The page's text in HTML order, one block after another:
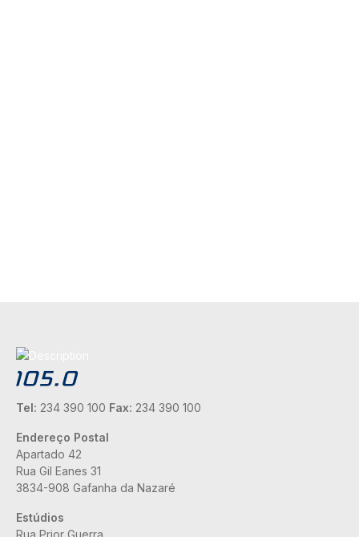
Tel: 234 390 100 Fax: 234 390 100
Endereço Postal
Apartado 42
Rua Gil Eanes 31
3834-908 Gafanha da Nazaré
Estúdios
Rua Prior Guerra